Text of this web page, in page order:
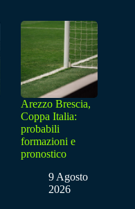
Arezzo Brescia,
Coppa Italia:
probabili
formazioni e
pronostico
9 Agosto
2026